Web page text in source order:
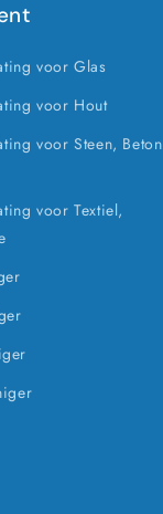
voor Glas
voor Hout
voor Steen, Beton
voor Textiel,